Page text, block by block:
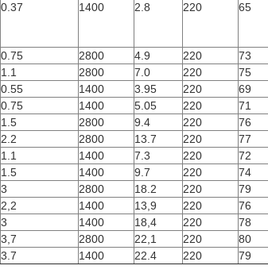
0.37 1400 2.8 220 65
0.75 2800 4.9 220 73
1.1 2800 7.0 220 75
0.55 1400 3.95 220 69
0.75 1400 5.05 220 71
1.5 2800 9.4 220 76
2.2 2800 13.7 220 77
1.1 1400 7.3 220 72
1.5 1400 9.7 220 74
3 2800 18.2 220 79
2,2 1400 13,9 220 76
3 1400 18,4 220 78
3,7 2800 22,1 220 80
3.7 1400 22.4 220 79